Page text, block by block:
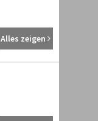
Alles zeigen